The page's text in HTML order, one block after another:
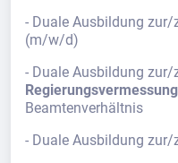
- Duale Ausbildung zur/
(m/w/d)
- Duale Ausbildung zur/
Beamtenverhältnis
- Duale Ausbildung zur/